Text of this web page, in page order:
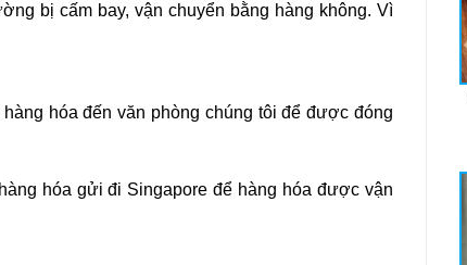
bị cấm bay, vận chuyển bằng hàng không. Vì
hóa đến văn phòng chúng tôi để được đóng
hóa gửi đi Singapore để hàng hóa được vận